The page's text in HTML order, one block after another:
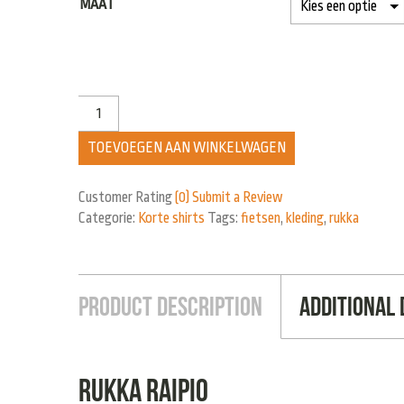
MAAT
TOEVOEGEN AAN WINKELWAGEN
Customer Rating (0) Submit a Review
Categorie: Korte shirts Tags: fietsen, kleding, rukka
Product Description Additional
Rukka Raipio